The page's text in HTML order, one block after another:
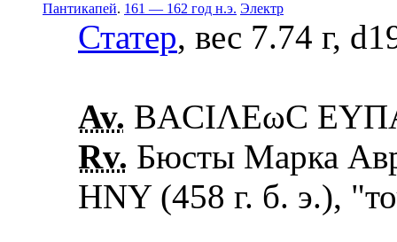
Пантикапей. 161 — 162 год н.э. Электр
Статер, вес 7.74 г,
Av. ΒΑCΙΛΕωC
Rv. Бюсты Марка
ΗΝΥ (458 г. б. э.),